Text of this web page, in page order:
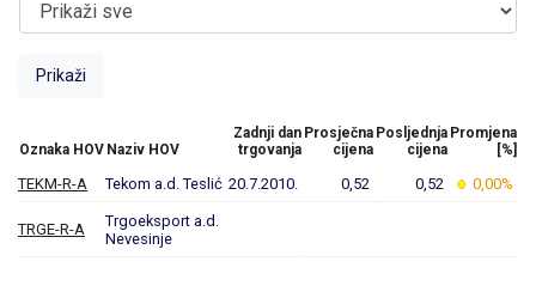
Oznaka HOV Naziv HOV
Zadnji dan
trgovanja
Prosječna
cijena
Posljednja
cijena
Promjena
[%]
TEKM-R-A Tekom a.d. Teslić 20.7.2010. 0,52 0,52 0,00%
TRGE-R-A
Trgoeksport a.d.
Nevesinje